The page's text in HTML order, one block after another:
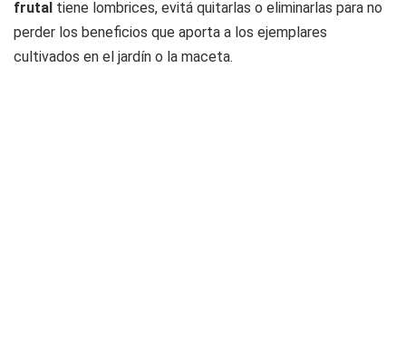
frutal tiene lombrices, evitá quitarlas o eliminarlas para no
perder los beneficios que aporta a los ejemplares
cultivados en el jardín o la maceta.